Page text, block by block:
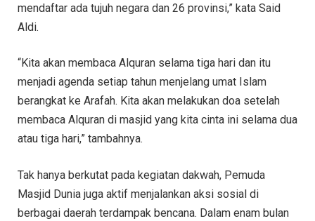
mendaftar ada tujuh negara dan 26 provinsi,” kata Said
Aldi.
“Kita akan membaca Alquran selama tiga hari dan itu
menjadi agenda setiap tahun menjelang umat Islam
berangkat ke Arafah. Kita akan melakukan doa setelah
membaca Alquran di masjid yang kita cinta ini selama dua
atau tiga hari,” tambahnya.
Tak hanya berkutat pada kegiatan dakwah, Pemuda
Masjid Dunia juga aktif menjalankan aksi sosial di
berbagai daerah terdampak bencana. Dalam enam bulan